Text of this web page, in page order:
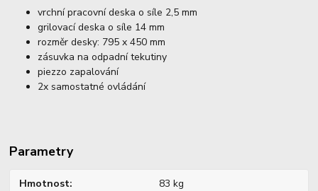
vrchní pracovní deska o síle 2,5 mm
grilovací deska o síle 14 mm
rozměr desky: 795 x 450 mm
zásuvka na odpadní tekutiny
piezzo zapalování
2x samostatné ovládání
Parametry
Hmotnost 83 kg